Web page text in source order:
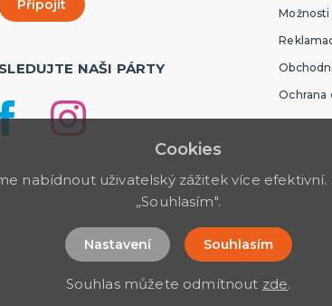
SLEDUJTE NAŠI PÁRTY
Možnosti
Ochrana
Cookies
nabídnout uživatelský zážitek více
„Souhlasím".
Nastavení Souhlasím
Souhlas můžete odmítnout zde.